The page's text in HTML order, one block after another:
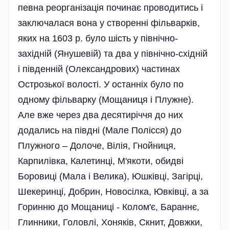
певна реорганізація починає проводитись і
заключалася вона у створенні фільварків,
яких на 1603 р. було шість у північно-
західній (Янушевій) та два у північно-східній
і південній (Олександрових) частинах
Острозької волості. У останніх було по
одному фільварку (Мощаниця і Плужне).
Але вже через два десятиріччя до них
додались на півдні (Мале Полісся) до
Плужного – Долоче, Вілія, Гнойниця,
Карпилівка, Калетинці, М'якоти, обидві
Боровиці (Мала і Велика), Юшківці, Загірці,
Шекеринці, Добрин, Новосілка, Ювківці, а за
Горинню до Мощаниці - Колом'є, Бараннє,
Глинники, Головлі, Хоняків, Скнит, Довжки,